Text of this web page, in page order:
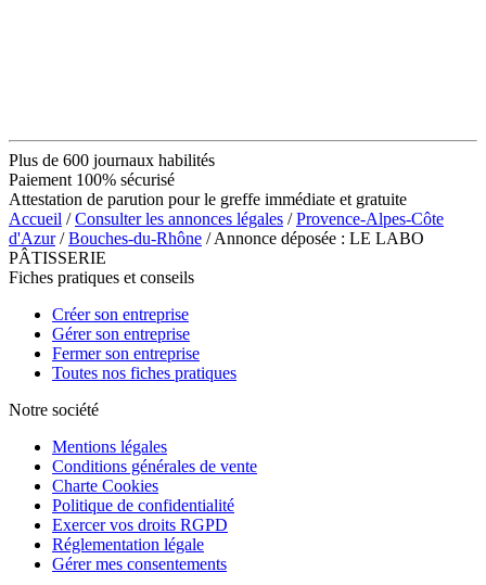
Plus de 600 journaux habilités
Paiement 100% sécurisé
Attestation de parution pour le greffe immédiate et gratuite
Accueil /Consulter les annonces légales /Provence-Alpes-Côte
d'Azur/Bouches-du-Rhône / Annonce déposée : LE LABO
PÂTISSERIE
Fiches pratiques et conseils
Créer son entreprise
Gérer son entreprise
Fermer son entreprise
Toutes nos fiches pratiques
Notre société
Mentions légales
Conditions générales de vente
Charte Cookies
Politique de confidentialité
Exercer vos droits RGPD
Réglementation légale
Gérer mes consentements